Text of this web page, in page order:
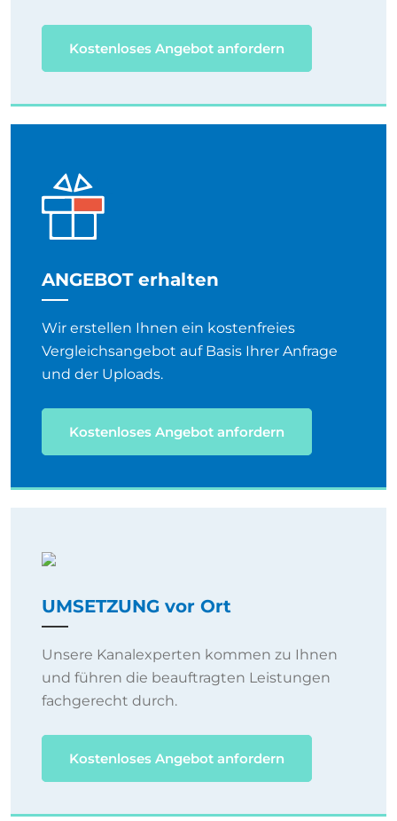
Kostenloses Angebot anfordern
ANGEBOT erhalten
Wir erstellen Ihnen ein kostenfreies
Vergleichsangebot auf Basis Ihrer Anfrage
und der Uploads.
Kostenloses Angebot anfordern
UMSETZUNG vor Ort
Unsere Kanalexperten kommen zu Ihnen
und führen die beauftragten Leistungen
fachgerecht durch.
Kostenloses Angebot anfordern